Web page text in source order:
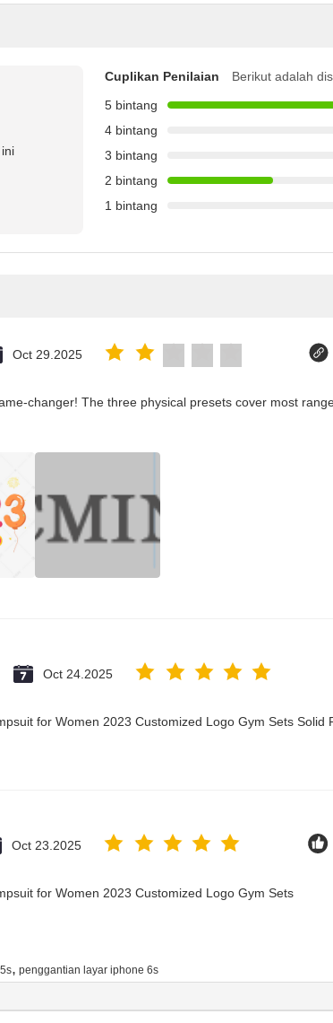
Cuplikan Penilaian
Berikut adalah
5 bintang
4 bintang
3 bintang
2 bintang
1 bintang
Oct 29.2025
changer! The three physical presets cover most
Oct 24.2025
for Women 2023 Customized Logo Gym Sets Solid
Oct 23.2025
for Women 2023 Customized Logo Gym Sets
, penggantian layar iphone 6s